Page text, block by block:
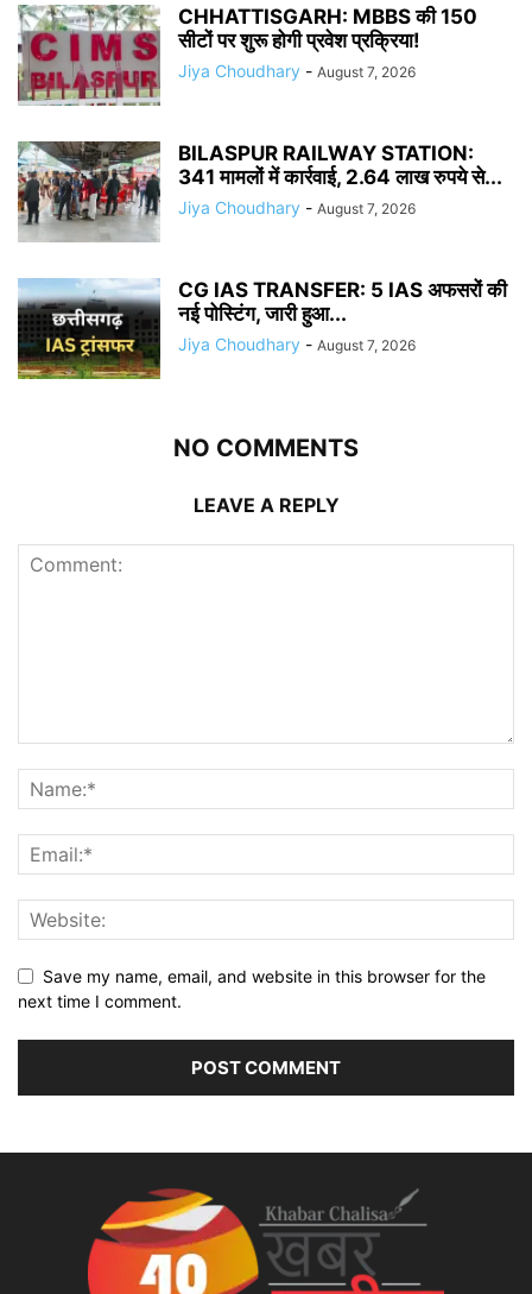
CHHATTISGARH: MBBS की 150
सीटों पर शुरू होगी प्रवेश प्रक्रिया!
Jiya Choudhary - August 7, 2026
BILASPUR RAILWAY STATION:
341 मामलों में कार्रवाई, 2.64 लाख रुपये से...
Jiya Choudhary - August 7, 2026
CG IAS TRANSFER: 5 IAS अफसरों की
नई पोस्टिंग, जारी हुआ...
Jiya Choudhary - August 7, 2026
NO COMMENTS
LEAVE A REPLY
Save my name, email, and website in this browser for the
next time I comment.